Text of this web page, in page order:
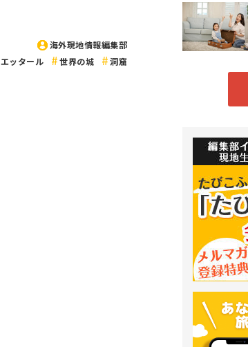
海外現地情報編集部
エッタール 世界の城 洞窟